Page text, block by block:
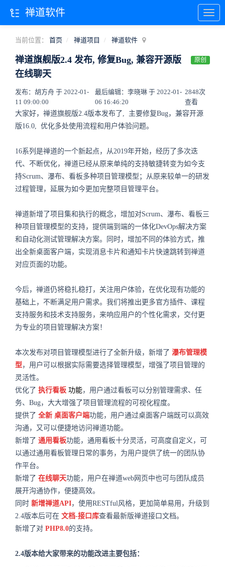
当前位置： 首页 禅道项目 禅道软件
禅道旗舰版2.4 发布, 修复Bug, 兼容开源版
在线聊天
原创
发布：胡方舟 于 2022-01-
11 09:00:00
最后编辑：李晓琳 于 2022-01-
06 16:46:20
2848次
查看
大家好，禅道旗舰版2.4版本发布了, 主要修复Bug，兼容开源
版16.0, 优化多处使用流程和用户体验问题。
16系列是禅道的一个新起点，从2019年开始，经历了多次迭
代、不断优化，禅道已经从原来单纯的支持敏捷转变为如今支
持Scrum、瀑布、看板多种项目管理模型；从原来较单一的研发
过程管理，延展为如今更加完整项目管理平台。
禅道新增了项目集和执行的概念，增加对Scrum、瀑布、看板三
种项目管理模型的支持，提供端到端的一体化DevOps解决方案
和自动化测试管理解决方案。同时，增加不同的体验方式，推
出全新桌面客户端，实现消息卡片和通知卡片快速跳转到禅道
对应页面的功能。
今后，禅道仍将稳扎稳打，关注用户体验，在优化现有功能的
基础上，不断满足用户需求。我们将推出更多官方插件、课程
支持服务和技术支持服务，来响应用户的个性化需求，交付更
为专业的项目管理解决方案！
本次发布对项目管理模型进行了全新升级，新增了 瀑布管理模
型，用户可以根据实际需要选择管理模型，增强了项目管理的
灵活性。
优化了 执行看板 功能，用户通过看板可以分别管理需求、任
务、Bug，大大增强了项目管理流程的可视化程度。
提供了 全新 桌面客户端功能，用户通过桌面客户端既可以高效
沟通，又可以便捷地访问禅道功能。
新增了 通用看板功能，通用看板十分灵活，可高度自定义，可
以通过通用看板管理日常的事务，为用户提供了统一的团队协
作平台。
新增了 在线聊天功能，用户在禅道web网页中也可与团队成员
展开沟通协作，便捷高效。
同时 新增禅道API，使用RESTful风格，更加简单易用，升级到
2.4版本后可在 文档-接口库查看最新版禅道接口文档。
新增了对 PHP8.0的支持。
2.4版本给大家带来的功能改进主要包括：
禅道软件